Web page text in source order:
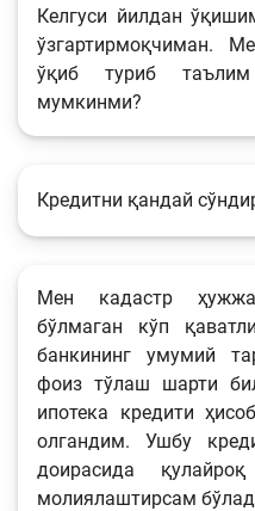
Келгуси йилдан
ўзгартирмоқчиман.
ўқиб туриб
мумкинми?
Кредитни қандай
Мен кадастр
бўлмаган кўп
банкининг умумий
фоиз тўлаш шарти
ипотека кредити
олгандим. Ушбу
доирасида
молиялаштирсам